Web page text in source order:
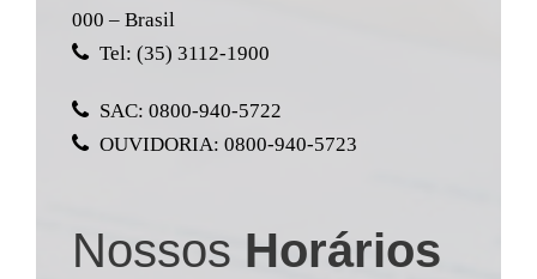
000 – Brasil
Tel: (35) 3112-1900
SAC: 0800-940-5722
OUVIDORIA: 0800-940-5723
Nossos Horários